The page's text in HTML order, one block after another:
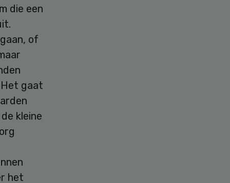
die een
of
Het gaat
kleine
het